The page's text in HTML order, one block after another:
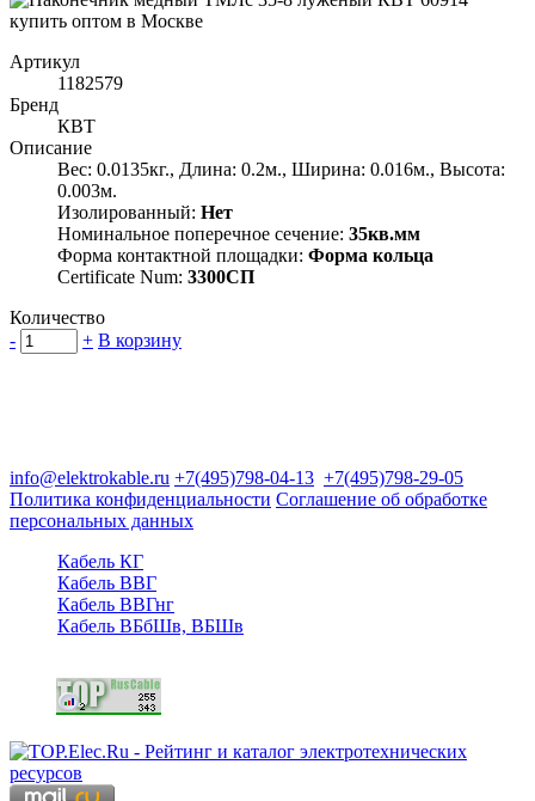
Артикул
1182579
Бренд
КВТ
Описание
Вес: 0.0135кг., Длина: 0.2м., Ширина: 0.016м., Высота:
0.003м.
Изолированный: Нет
Номинальное поперечное сечение: 35кв.мм
Форма контактной площадки: Форма кольца
Certificate Num: 3300СП
Количество
-
+ В корзину
info@elektrokable.ru +7(495)798-04-13 +7(495)798-29-05
Политика конфиденциальности Соглашение об обработке
персональных данных
Кабель КГ
Кабель ВВГ
Кабель ВВГнг
Кабель ВБбШв, ВБШв